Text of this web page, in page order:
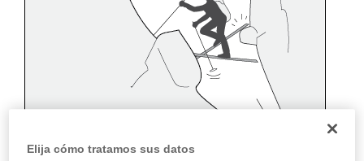
Elija cómo tratamos sus datos